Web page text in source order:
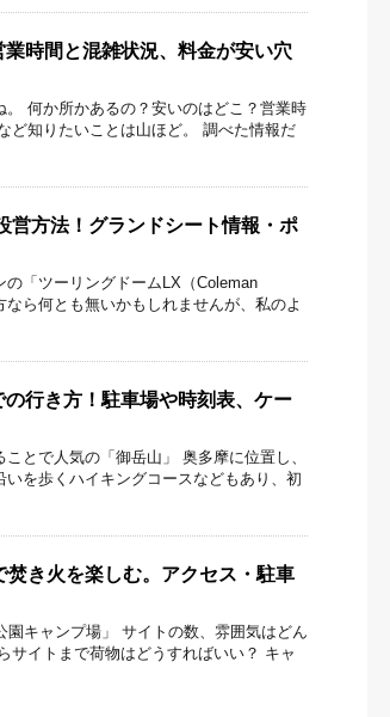
業時間と混雑状況、料金が安い穴
何か所かあるの？安いのはどこ？営業時
ど知りたいことは山ほど。 調べた情報だ
営方法！グランドシート情報・ポ
「ツーリングドームLX（Coleman
ら何とも無いかもしれませんが、私のよ
の行き方！駐車場や時刻表、ケー
とで人気の「御岳山」 奥多摩に位置し、
を歩くハイキングコースなどもあり、初
焚き火を楽しむ。アクセス・駐車
キャンプ場」 サイトの数、雰囲気はどん
サイトまで荷物はどうすればいい？ キャ